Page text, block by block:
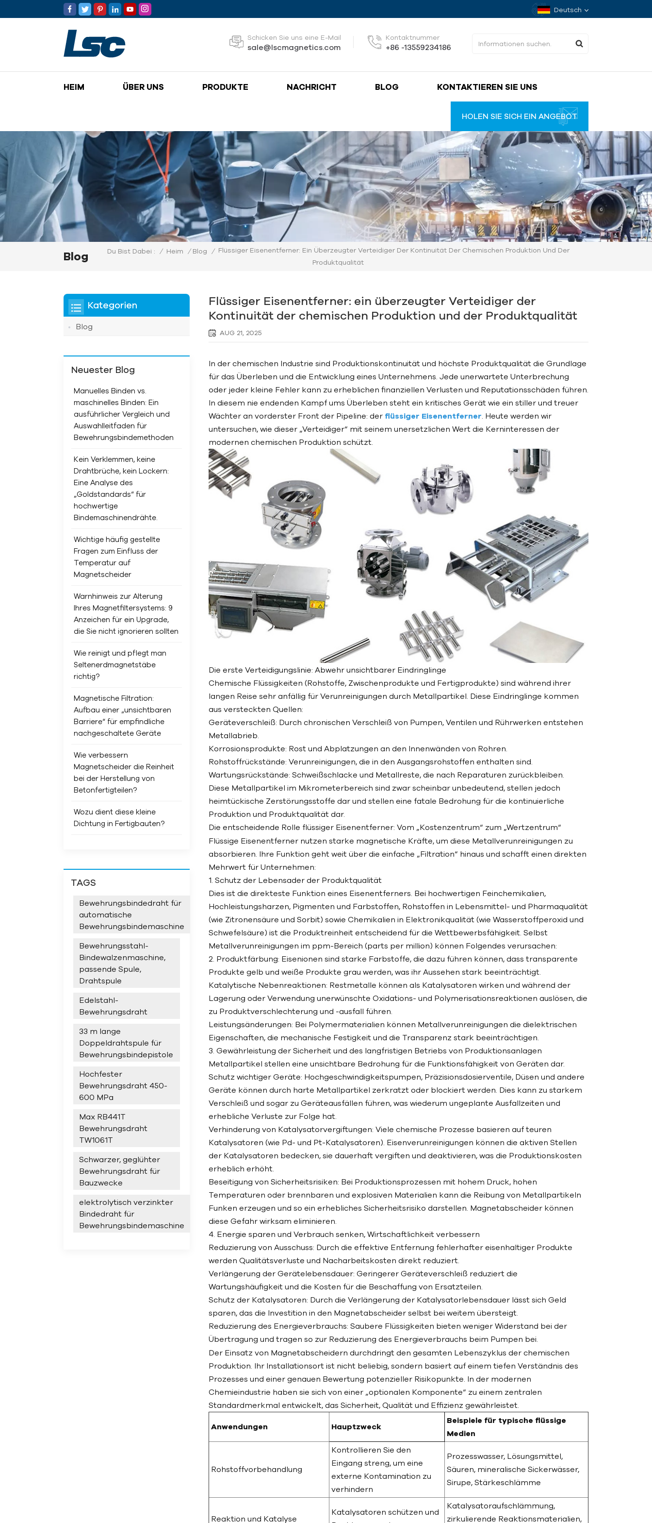
Deutsch
Schicken Sie uns eine E-Mail
sale@lscmagnetics.com
Kontaktnummer
+86 -13559234186
HEIM ÜBER UNS PRODUKTE NACHRICHT BLOG KONTAKTIEREN SIE UNS
HOLEN SIE SICH EIN ANGEBOT
Blog Du Bist Dabei : / Heim / Blog /
Flüssiger Eisenentferner: Ein Überzeugter Verteidiger Der Kontinuität Der Chemischen Produktion Und Der
Produktqualität
Flüssiger Eisenentferner: ein überzeugter Verteidiger der
Kontinuität der chemischen Produktion und der Produktqualität
AUG 21, 2025
In der chemischen Industrie sind Produktionskontinuität und höchste Produktqualität die Grundlage
für das Überleben und die Entwicklung eines Unternehmens. Jede unerwartete Unterbrechung
oder jeder kleine Fehler kann zu erheblichen finanziellen Verlusten und Reputationsschäden führen.
In diesem nie endenden Kampf ums Überleben steht ein kritisches Gerät wie ein stiller und treuer
Wächter an vorderster Front der Pipeline: der flüssiger Eisenentferner . Heute werden wir
untersuchen, wie dieser „Verteidiger“ mit seinem unersetzlichen Wert die Kerninteressen der
modernen chemischen Produktion schützt.
Die erste Verteidigungslinie: Abwehr unsichtbarer Eindringlinge
Chemische Flüssigkeiten (Rohstoffe, Zwischenprodukte und Fertigprodukte) sind während ihrer
langen Reise sehr anfällig für Verunreinigungen durch Metallpartikel. Diese Eindringlinge kommen
aus versteckten Quellen:
Geräteverschleiß: Durch chronischen Verschleiß von Pumpen, Ventilen und Rührwerken entstehen
Metallabrieb.
Korrosionsprodukte: Rost und Abplatzungen an den Innenwänden von Rohren.
Rohstoffrückstände: Verunreinigungen, die in den Ausgangsrohstoffen enthalten sind.
Wartungsrückstände: Schweißschlacke und Metallreste, die nach Reparaturen zurückbleiben.
Diese Metallpartikel im Mikrometerbereich sind zwar scheinbar unbedeutend, stellen jedoch
heimtückische Zerstörungsstoffe dar und stellen eine fatale Bedrohung für die kontinuierliche
Produktion und Produktqualität dar.
Die entscheidende Rolle flüssiger Eisenentferner: Vom „Kostenzentrum“ zum „Wertzentrum“
Flüssige Eisenentferner nutzen starke magnetische Kräfte, um diese Metallverunreinigungen zu
absorbieren. Ihre Funktion geht weit über die einfache „Filtration“ hinaus und schafft einen direkten
Mehrwert für Unternehmen:
1. Schutz der Lebensader der Produktqualität
Dies ist die direkteste Funktion eines Eisenentferners. Bei hochwertigen Feinchemikalien,
Hochleistungsharzen, Pigmenten und Farbstoffen, Rohstoffen in Lebensmittel- und Pharmaqualität
(wie Zitronensäure und Sorbit) sowie Chemikalien in Elektronikqualität (wie Wasserstoffperoxid und
Schwefelsäure) ist die Produktreinheit entscheidend für die Wettbewerbsfähigkeit. Selbst
Metallverunreinigungen im ppm-Bereich (parts per million) können Folgendes verursachen:
2. Produktfärbung: Eisenionen sind starke Farbstoffe, die dazu führen können, dass transparente
Produkte gelb und weiße Produkte grau werden, was ihr Aussehen stark beeinträchtigt.
Katalytische Nebenreaktionen: Restmetalle können als Katalysatoren wirken und während der
Lagerung oder Verwendung unerwünschte Oxidations- und Polymerisationsreaktionen auslösen, die
zu Produktverschlechterung und -ausfall führen.
Leistungsänderungen: Bei Polymermaterialien können Metallverunreinigungen die dielektrischen
Eigenschaften, die mechanische Festigkeit und die Transparenz stark beeinträchtigen.
3. Gewährleistung der Sicherheit und des langfristigen Betriebs von Produktionsanlagen
Metallpartikel stellen eine unsichtbare Bedrohung für die Funktionsfähigkeit von Geräten dar.
Schutz wichtiger Geräte: Hochgeschwindigkeitspumpen, Präzisionsdosierventile, Düsen und andere
Geräte können durch harte Metallpartikel zerkratzt oder blockiert werden. Dies kann zu starkem
Verschleiß und sogar zu Geräteausfällen führen, was wiederum ungeplante Ausfallzeiten und
erhebliche Verluste zur Folge hat.
Verhinderung von Katalysatorvergiftungen: Viele chemische Prozesse basieren auf teuren
Katalysatoren (wie Pd- und Pt-Katalysatoren). Eisenverunreinigungen können die aktiven Stellen
der Katalysatoren bedecken, sie dauerhaft vergiften und deaktivieren, was die Produktionskosten
erheblich erhöht.
Beseitigung von Sicherheitsrisiken: Bei Produktionsprozessen mit hohem Druck, hohen
Temperaturen oder brennbaren und explosiven Materialien kann die Reibung von Metallpartikeln
Funken erzeugen und so ein erhebliches Sicherheitsrisiko darstellen. Magnetabscheider können
diese Gefahr wirksam eliminieren.
4. Energie sparen und Verbrauch senken, Wirtschaftlichkeit verbessern
Reduzierung von Ausschuss: Durch die effektive Entfernung fehlerhafter eisenhaltiger Produkte
werden Qualitätsverluste und Nacharbeitskosten direkt reduziert.
Verlängerung der Gerätelebensdauer: Geringerer Geräteverschleiß reduziert die
Wartungshäufigkeit und die Kosten für die Beschaffung von Ersatzteilen.
Schutz der Katalysatoren: Durch die Verlängerung der Katalysatorlebensdauer lässt sich Geld
sparen, das die Investition in den Magnetabscheider selbst bei weitem übersteigt.
Reduzierung des Energieverbrauchs: Saubere Flüssigkeiten bieten weniger Widerstand bei der
Übertragung und tragen so zur Reduzierung des Energieverbrauchs beim Pumpen bei.
Der Einsatz von Magnetabscheidern durchdringt den gesamten Lebenszyklus der chemischen
Produktion. Ihr Installationsort ist nicht beliebig, sondern basiert auf einem tiefen Verständnis des
Prozesses und einer genauen Bewertung potenzieller Risikopunkte. In der modernen
Chemieindustrie haben sie sich von einer „optionalen Komponente“ zu einem zentralen
Standardmerkmal entwickelt, das Sicherheit, Qualität und Effizienz gewährleistet.
Anwendungen Hauptzweck
Beispiele für typische flüssige
Medien
Rohstoffvorbehandlung
Kontrollieren Sie den
Eingang streng, um eine
externe Kontamination zu
verhindern
Prozesswasser, Lösungsmittel,
Säuren, mineralische Sickerwässer,
Sirupe, Stärkeschlämme
Reaktion und Katalyse
Katalysatoren schützen und
Katalysatoraufschlämmung,
zirkulierende Reaktionsmaterialien,
Kategorien
Blog
Neuester Blog
Manuelles Binden vs.
maschinelles Binden: Ein
ausführlicher Vergleich und
Auswahlleitfaden für
Bewehrungsbindemethoden
Kein Verklemmen, keine
Drahtbrüche, kein Lockern:
Eine Analyse des
„Goldstandards“ für
hochwertige
Bindemaschinendrähte.
Wichtige häufig gestellte
Fragen zum Einfluss der
Temperatur auf
Magnetscheider
Warnhinweis zur Alterung
Ihres Magnetfiltersystems: 9
Anzeichen für ein Upgrade,
die Sie nicht ignorieren sollten
Wie reinigt und pflegt man
Seltenerdmagnetstäbe
richtig?
Magnetische Filtration:
Aufbau einer „unsichtbaren
Barriere“ für empfindliche
nachgeschaltete Geräte
Wie verbessern
Magnetscheider die Reinheit
bei der Herstellung von
Betonfertigteilen?
Wozu dient diese kleine
Dichtung in Fertigbauten?
TAGS
Bewehrungsbindedraht für
automatische
Bewehrungsbindemaschine
Bewehrungsstahl-
Bindewalzenmaschine,
passende Spule,
Drahtspule
Edelstahl-
Bewehrungsdraht
33 m lange
Doppeldrahtspule für
Bewehrungsbindepistole
Hochfester
Bewehrungsdraht 450-
600 MPa
Max RB441T
Bewehrungsdraht
TW1061T
Schwarzer, geglühter
Bewehrungsdraht für
Bauzwecke
elektrolytisch verzinkter
Bindedraht für
Bewehrungsbindemaschine